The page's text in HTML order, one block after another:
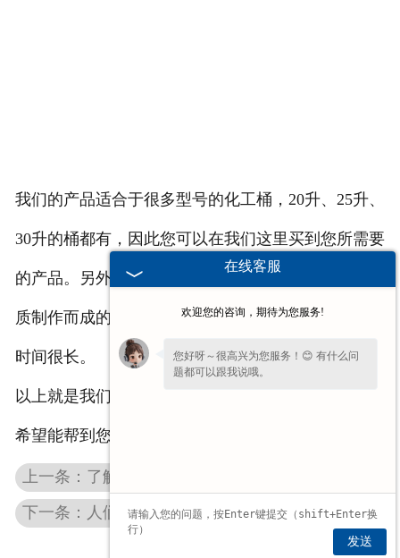
我们的产品适合于很多型号的化工桶，20升、25升、
30升的桶都有，因此您可以在我们这里买到您所需要
的产品。另外，其选材非常严格，都是选用聚乙烯材
质制作而成的，其对环境的适应性很高，可以使用的
时间很长。
以上就是我们厂家为您提供的化工桶内盖的介绍了，
希望能帮到您。
上一条：了解贵州化工桶外盖的一些注意事项
下一条：人们为什么要制作贵州化工桶防伪盖？
在线客服
欢迎您的咨询，期待为您服务!
您好呀～很高兴为您服务！😊 有什么问
题都可以跟我说哦。
发送